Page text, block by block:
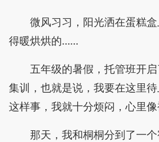
微风习习，阳光洒在蛋糕
得暖烘烘的……
五年级的暑假，托管班开
集训，也就是说，我要在这里
这样事，我就十分烦闷，心里像
那天，我和桐桐分到了一